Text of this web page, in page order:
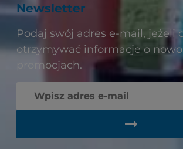
Newsletter
Podaj swój adres e-mail, jeżeli
otrzymywać informacje o
promocjach.